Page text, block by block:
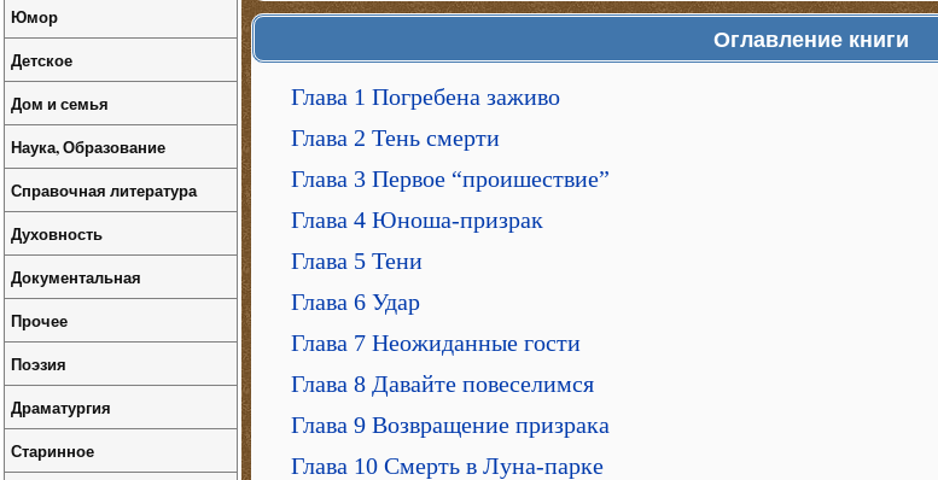
Оглавление книги
Глава 1 Погребена заживо
Глава 2 Тень смерти
Глава 3 Первое “проишествие”
Глава 4 Юноша-призрак
Глава 5 Тени
Глава 6 Удар
Глава 7 Неожиданные гости
Глава 8 Давайте повеселимся
Глава 9 Возвращение призрака
Глава 10 Смерть в Луна-парке
Юмор
Детское
Дом и семья
Наука, Образование
Справочная литература
Духовность
Документальная
Прочее
Поэзия
Драматургия
Старинное